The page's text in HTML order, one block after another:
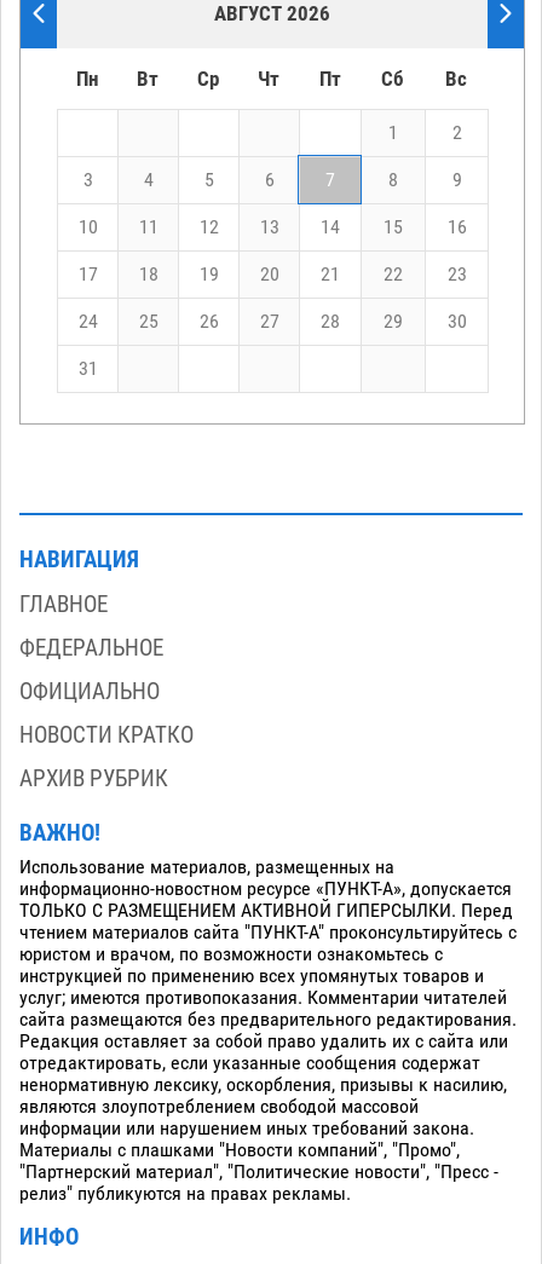
АВГУСТ 2026
Пн Вт Ср Чт Пт Сб Вс
1 2
3 4 5 6 7 8 9
10 11 12 13 14 15 16
17 18 19 20 21 22 23
24 25 26 27 28 29 30
31
НАВИГАЦИЯ
ГЛАВНОЕ
ФЕДЕРАЛЬНОЕ
ОФИЦИАЛЬНО
НОВОСТИ КРАТКО
АРХИВ РУБРИК
ВАЖНО!
Использование материалов, размещенных на
информационно-новостном ресурсе «ПУНКТ-А», допускается
ТОЛЬКО С РАЗМЕЩЕНИЕМ АКТИВНОЙ ГИПЕРСЫЛКИ. Перед
чтением материалов сайта "ПУНКТ-А" проконсультируйтесь с
юристом и врачом, по возможности ознакомьтесь с
инструкцией по применению всех упомянутых товаров и
услуг; имеются противопоказания. Комментарии читателей
сайта размещаются без предварительного редактирования.
Редакция оставляет за собой право удалить их с сайта или
отредактировать, если указанные сообщения содержат
ненормативную лексику, оскорбления, призывы к насилию,
являются злоупотреблением свободой массовой
информации или нарушением иных требований закона.
Материалы с плашками "Новости компаний", "Промо",
"Партнерский материал", "Политические новости", "Пресс -
релиз" публикуются на правах рекламы.
ИНФО